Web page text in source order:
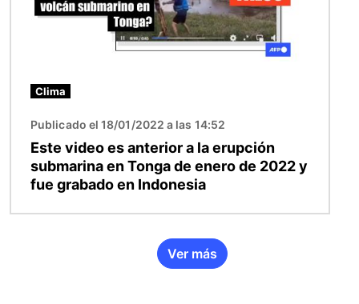
Clima
Publicado el 18/01/2022 a las 14:52
Este video es anterior a la erupción
submarina en Tonga de enero de 2022 y
fue grabado en Indonesia
Ver más